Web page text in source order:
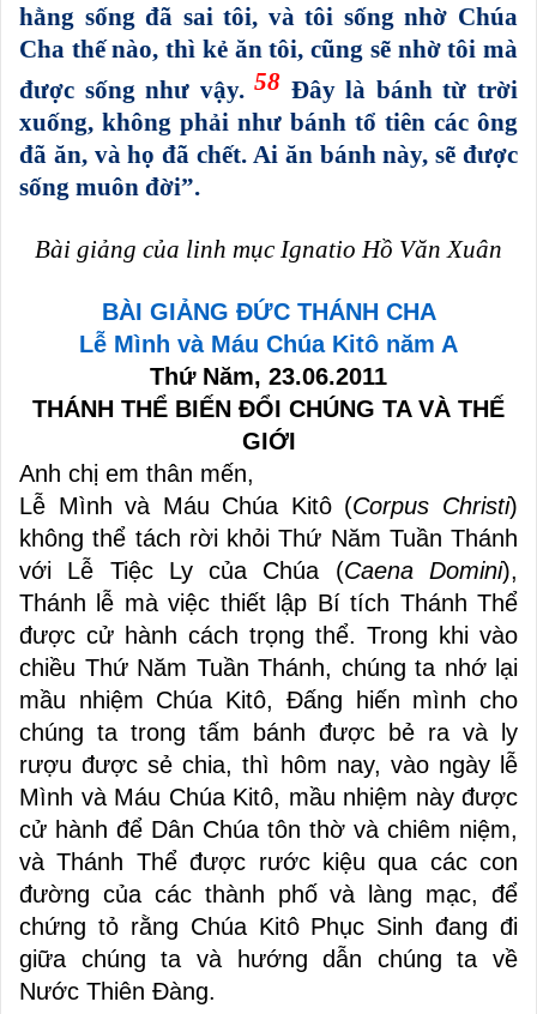
hằng sống đã sai tôi, và tôi sống nhờ Chúa
Cha thế nào, thì kẻ ăn tôi, cũng sẽ nhờ tôi mà
được sống như vậy.58 Đây là bánh từ trời
xuống, không phải như bánh tổ tiên các ông
đã ăn, và họ đã chết. Ai ăn bánh này, sẽ được
sống muôn đời”.
Bài giảng của linh mục Ignatio Hồ Văn Xuân
BÀI GIẢNG ĐỨC THÁNH CHA
Lễ Mình và Máu Chúa Kitô năm A
Thứ Năm, 23.06.2011
THÁNH THỂ BIẾN ĐỔI CHÚNG TA VÀ THẾ
GIỚI
Anh chị em thân mến,
Lễ Mình và Máu Chúa Kitô (Corpus Christi)
không thể tách rời khỏi Thứ Năm Tuần Thánh
với Lễ Tiệc Ly của Chúa (Caena Domini),
Thánh lễ mà việc thiết lập Bí tích Thánh Thể
được cử hành cách trọng thể. Trong khi vào
chiều Thứ Năm Tuần Thánh, chúng ta nhớ lại
mầu nhiệm Chúa Kitô, Đấng hiến mình cho
chúng ta trong tấm bánh được bẻ ra và ly
rượu được sẻ chia, thì hôm nay, vào ngày lễ
Mình và Máu Chúa Kitô, mầu nhiệm này được
cử hành để Dân Chúa tôn thờ và chiêm niệm,
và Thánh Thể được rước kiệu qua các con
đường của các thành phố và làng mạc, để
chứng tỏ rằng Chúa Kitô Phục Sinh đang đi
giữa chúng ta và hướng dẫn chúng ta về
Nước Thiên Đàng.